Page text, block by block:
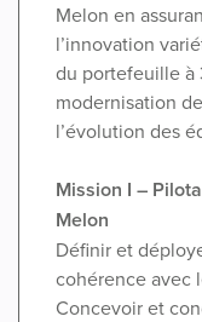
Melon en
l’innovation
du portefeuille à
modernisation
l’évolution des
Mission I –
Melon
Définir et
cohérence avec
Concevoir et